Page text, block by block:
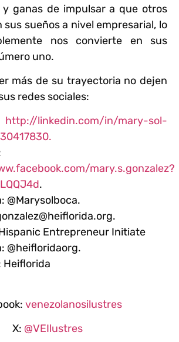
y ganas de impulsar a que otros
sueños a nivel empresarial, lo
nos convierte en sus
uno.
más de su trayectoria no dejen
redes sociales:
http://linkedin.com/in/mary-sol-
mary.s.gonzalez?
.
@Marysolboca.
Entrepreneur Initiate
@heifloridaorg.
Heiflorida
venezolanosilustres
X: @VEIlustres